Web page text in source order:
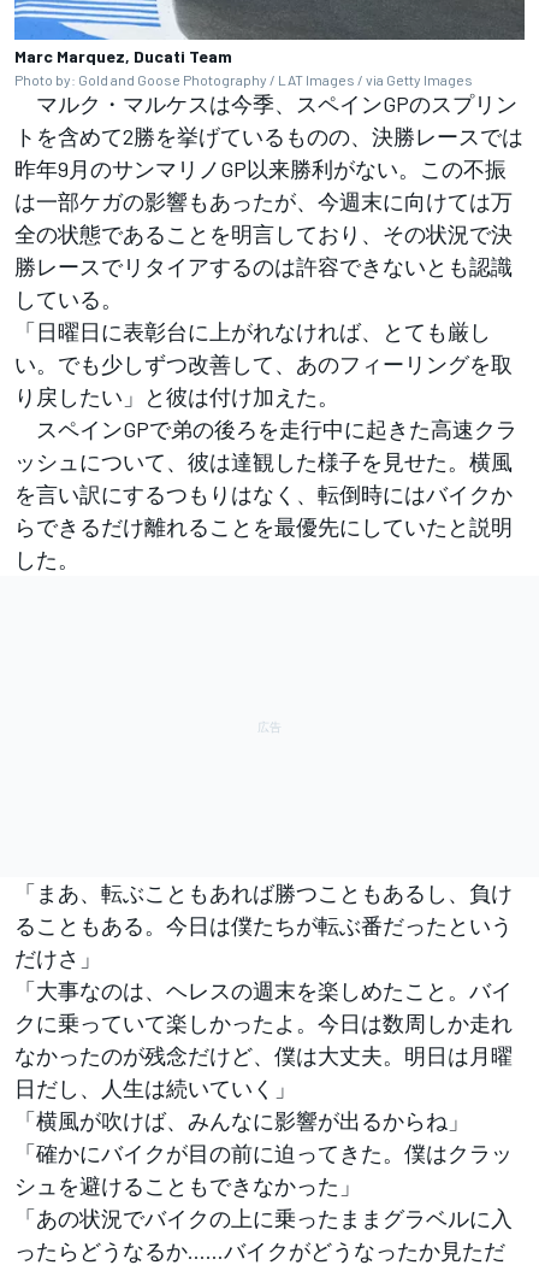
Marc Marquez, Ducati Team
Photo by: Gold and Goose Photography / LAT Images / via Getty Images
マルク・マルケスは今季、スペインGPのスプリン
トを含めて2勝を挙げているものの、決勝レースでは
昨年9月のサンマリノGP以来勝利がない。この不振
は一部ケガの影響もあったが、今週末に向けては万
全の状態であることを明言しており、その状況で決
勝レースでリタイアするのは許容できないとも認識
している。
「日曜日に表彰台に上がれなければ、とても厳し
い。でも少しずつ改善して、あのフィーリングを取
り戻したい」と彼は付け加えた。
スペインGPで弟の後ろを走行中に起きた高速クラ
ッシュについて、彼は達観した様子を見せた。横風
を言い訳にするつもりはなく、転倒時にはバイクか
らできるだけ離れることを最優先にしていたと説明
した。
「まあ、転ぶこともあれば勝つこともあるし、負け
ることもある。今日は僕たちが転ぶ番だったという
だけさ」
「大事なのは、ヘレスの週末を楽しめたこと。バイ
クに乗っていて楽しかったよ。今日は数周しか走れ
なかったのが残念だけど、僕は大丈夫。明日は月曜
日だし、人生は続いていく」
「横風が吹けば、みんなに影響が出るからね」
「確かにバイクが目の前に迫ってきた。僕はクラッ
シュを避けることもできなかった」
「あの状況でバイクの上に乗ったままグラベルに入
ったらどうなるか……バイクがどうなったか見ただ